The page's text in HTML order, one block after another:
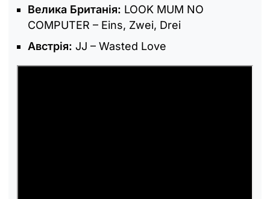
Велика Британія: LOOK MUM NO
COMPUTER – Eins, Zwei, Drei
Австрія: JJ – Wasted Love